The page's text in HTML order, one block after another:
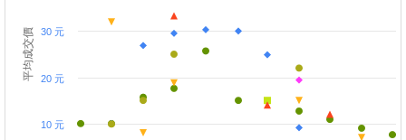
平均成交價
10 元
20 元
30 元